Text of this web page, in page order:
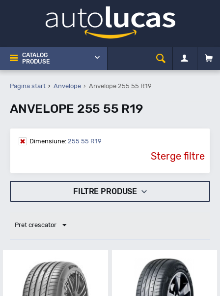
CATALOG
PRODUSE
Pagina start Anvelope Anvelope 255 55 R19
ANVELOPE 255 55 R19
Dimensiune: 255 55 R19
Sterge filtre
FILTRE PRODUSE
Pret crescator